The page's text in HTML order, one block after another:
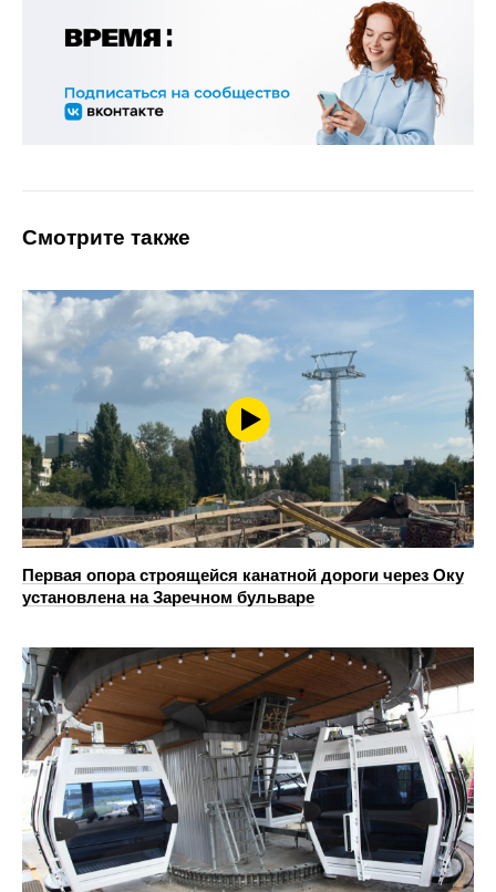
Смотрите также
Первая опора строящейся канатной дороги через Оку
установлена на Заречном бульваре